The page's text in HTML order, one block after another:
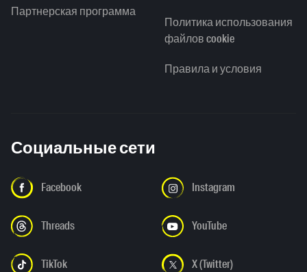
Партнерская программа
Политика использования
файлов cookie
Правила и условия
Социальные сети
Facebook Instagram
Threads YouTube
TikTok X (Twitter)